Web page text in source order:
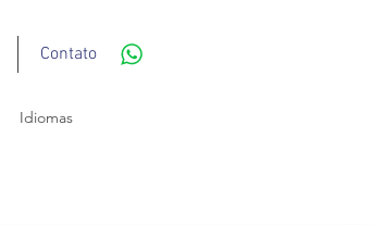
Contato
Idiomas